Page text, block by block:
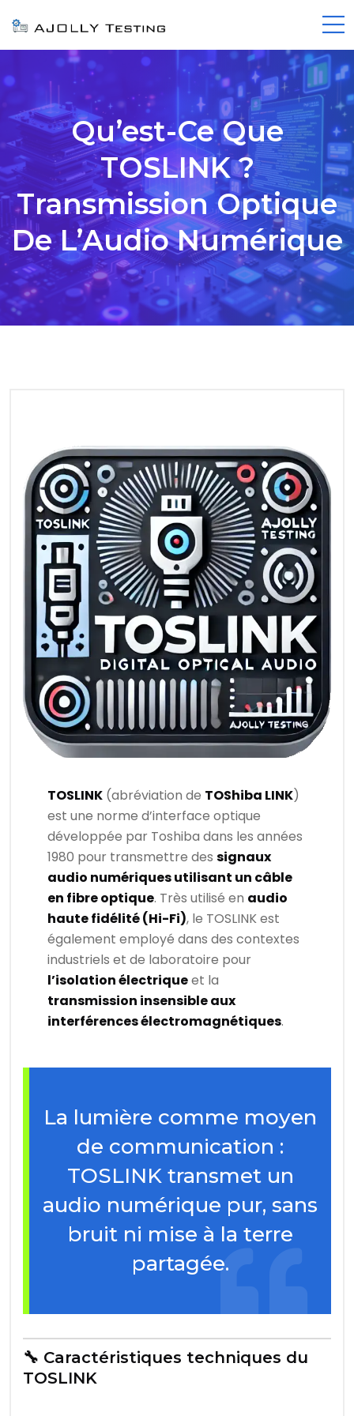
Qu’est-Ce Que
TOSLINK ?
Transmission Optique
De L’Audio Numérique
TOSLINK (abréviation de TOShiba LINK)
est une norme d’interface optique
développée par Toshiba dans les années
1980 pour transmettre dessignaux
audio numériques utilisant un câble
en fibre optique. Très utilisé en audio
haute fidélité (Hi-Fi), le TOSLINK est
également employé dans des contextes
industriels et de laboratoire pour
l’isolation électriqueet la
transmission insensible aux
interférences électromagnétiques.
La lumière comme moyen
de communication :
TOSLINK transmet un
audio numérique pur, sans
bruit ni mise à la terre
partagée.
🔧 Caractéristiques techniques du
TOSLINK